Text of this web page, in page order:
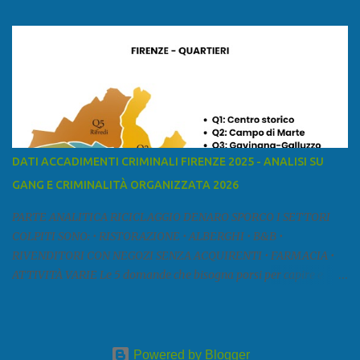
a est con le province di Pistoia e di Firenze, a sud con la provincia di
Lucca Ÿ la Versilia Ÿ la Media Valle del Serchio Ÿ la Garfagnana
Fonte: wikipedia Presenze mafiose e criminali (principali) Le
presenze mafiose in provincia sono assai rilevanti. Si segnala che
nella relazione del 2001 della Commissione parlamentare
Livorno e Lucca agiscono i clan dei Fedele...” Dalla ricerc...
DATI ACCADIMENTI CRIMINALI FIRENZE 2025 - ANALISI SU
GANG E CRIMINALITÀ ORGANIZZATA 2026
PARTE ANALITICA RICICLAGGIO DENARO SPORCO I SETTORI
COLPITI SONO: • RISTORAZIONE • ALBERGHI • B&B •
RIVENDITORI CON NEGOZI SENZA ACQUIRENTI • FARMACIA •
ATTIVITÀ VARIE Le 5 domande che bisogna porsi per capire e
fa? Il mestiere scelto di chi dal nulla compare in un territorio può
Powered by Blogger